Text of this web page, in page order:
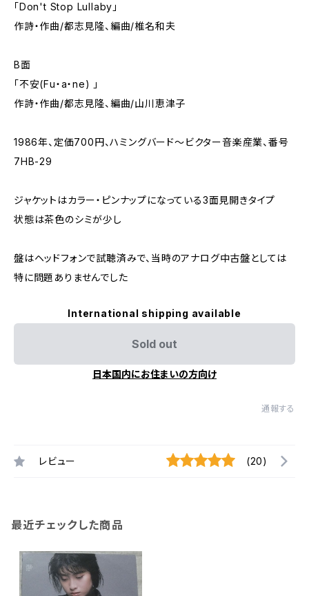
「Don't Stop Lullaby」
作詩・作曲/都志見隆、編曲/椎名和夫
B面
「不安(Fu・a・ne) 」
作詩・作曲/都志見隆、編曲/山川恵津子
1986年、定価700円、ハミングバード～ビクター音楽産業、番号
7HB-29
ジャケットはカラー・ピンナップになっている3面見開きタイプ
状態は茶色のシミが少し
盤はヘッドフォンで試聴済みで、当時のアナログ中古盤としては
特に問題ありませんでした
International shipping available
Sold out
日本国内にお住まいの方向け
通報する
レビュー (20)
最近チェックした商品